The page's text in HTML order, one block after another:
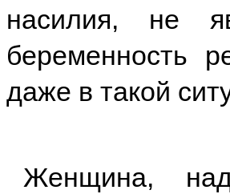
насилия, не
беременность
даже в такой
Женщина,